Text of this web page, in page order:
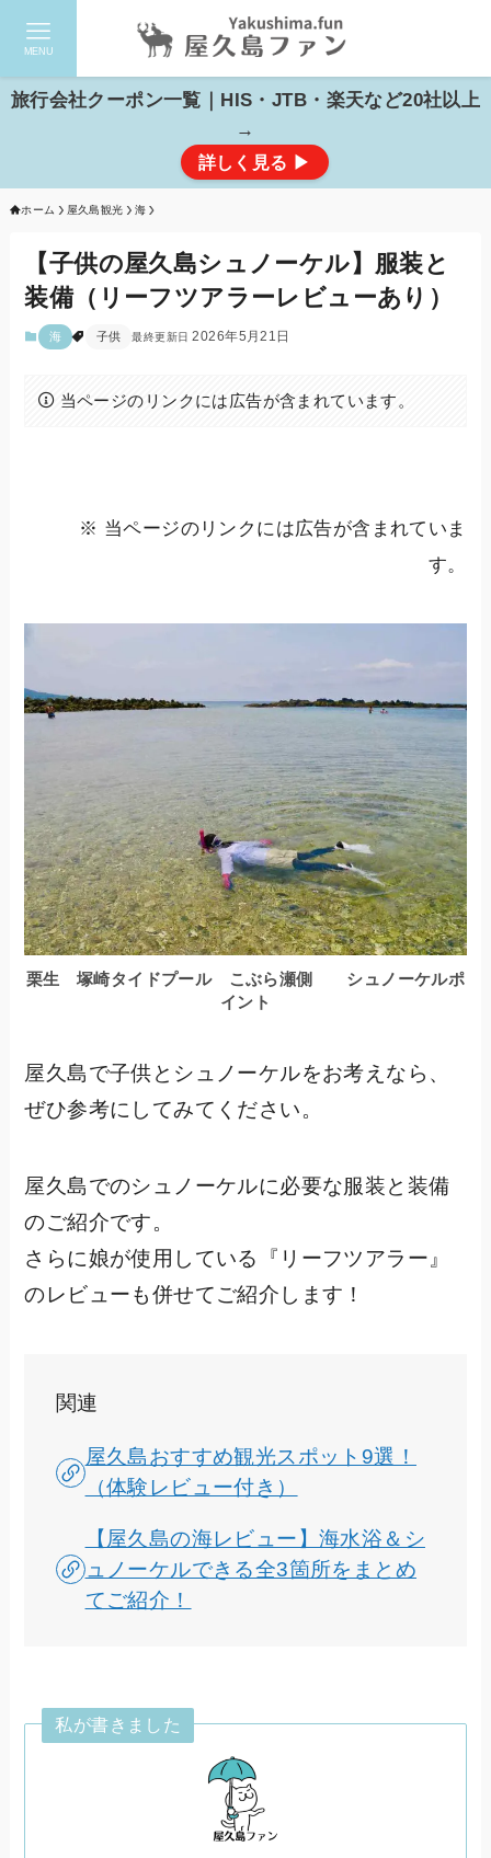
MENU
旅行会社クーポン一覧｜HIS・JTB・楽天など20社以上
→
詳しく見る ▶
ホーム 屋久島観光 海
【子供の屋久島シュノーケル】服装と
装備（リーフツアラーレビューあり）
海 子供 2026年5月21日
当ページのリンクには広告が含まれています。
※ 当ページのリンクには広告が含まれていま
す。
栗生 塚崎タイドプール こぶら瀬側 シュノーケルポ
イント
屋久島で子供とシュノーケルをお考えなら、
ぜひ参考にしてみてください。
屋久島でのシュノーケルに必要な服装と装備
のご紹介です。
さらに娘が使用している『リーフツアラー』
のレビューも併せてご紹介します！
関連
屋久島おすすめ観光スポット9選！
（体験レビュー付き）
【屋久島の海レビュー】海水浴＆シ
ュノーケルできる全3箇所をまとめ
てご紹介！
私が書きました